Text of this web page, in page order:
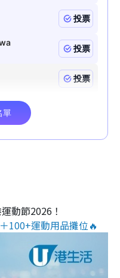
動節2026！
100+運動用品攤位🔥